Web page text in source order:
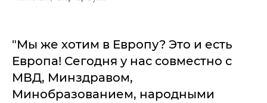
"Мы же хотим в Европу? Это и есть
Европа! Сегодня у нас совместно с
МВД, Минздравом,
Минобразованием, народными